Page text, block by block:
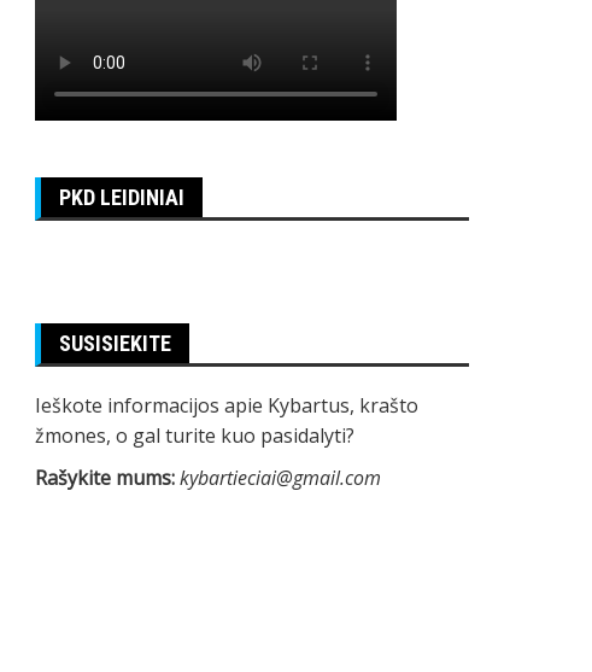
PKD LEIDINIAI
SUSISIEKITE
Ieškote informacijos apie Kybartus, krašto
žmones, o gal turite kuo pasidalyti?
Rašykite mums:kybartieciai@gmail.com